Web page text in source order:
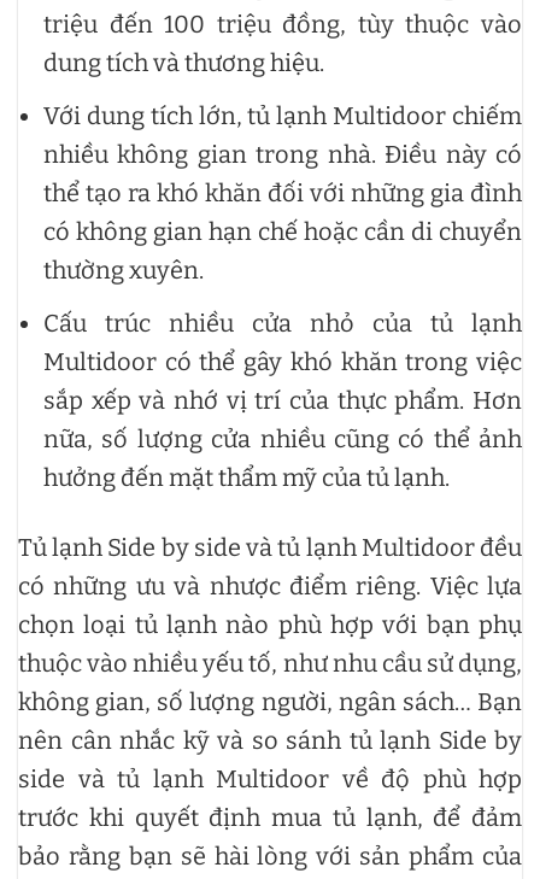
triệu đến 100 triệu đồng, tùy thuộc vào
dung tích và thương hiệu.
Với dung tích lớn, tủ lạnh Multidoor chiếm
nhiều không gian trong nhà. Điều này có
thể tạo ra khó khăn đối với những gia đình
có không gian hạn chế hoặc cần di chuyển
thường xuyên.
Cấu trúc nhiều cửa nhỏ của tủ lạnh
Multidoor có thể gây khó khăn trong việc
sắp xếp và nhớ vị trí của thực phẩm. Hơn
nữa, số lượng cửa nhiều cũng có thể ảnh
hưởng đến mặt thẩm mỹ của tủ lạnh.
Tủ lạnh Side by side và tủ lạnh Multidoor đều
có những ưu và nhược điểm riêng. Việc lựa
chọn loại tủ lạnh nào phù hợp với bạn phụ
thuộc vào nhiều yếu tố, như nhu cầu sử dụng,
không gian, số lượng người, ngân sách… Bạn
nên cân nhắc kỹ và so sánh tủ lạnh Side by
side và tủ lạnh Multidoor về độ phù hợp
trước khi quyết định mua tủ lạnh, để đảm
bảo rằng bạn sẽ hài lòng với sản phẩm của